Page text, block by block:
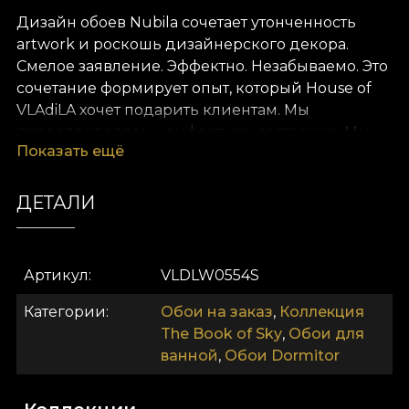
Дизайн обоев Nubila сочетает утонченность
artwork и роскошь дизайнерского декора.
Смелое заявление. Эффектно. Незабываемо. Это
сочетание формирует опыт, который House of
VLAdiLA хочет подарить клиентам. Мы
переопределяем комфорт как состояние. Мы
предлагаем его в виде уникальных обоев,
дизайнерами.
прочный и долговечный. Мы предлагаем три
разные текстуры, чтобы вы могли выбрать
ощущение, которое принесёте в дом. Текстура
Smooth — матовая, ровная и приятная на ощупь.
Canvas создаёт эффект увеличенной картины. И,
Показать ещё
ДЕТАЛИ
Артикул VLDLW0554S
Категории Обои на заказ, Коллекция
The Book of Sky, Обои для
ванной, Обои Dormitor